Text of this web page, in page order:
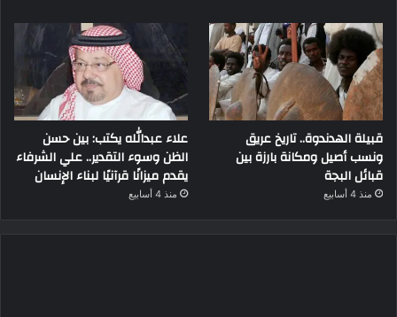
قبيلة الهدندوة.. تاريخ عريق
ونسب أصيل ومكانة بارزة بين
قبائل البجة
منذ 4 أسابيع
علاء عبدالله يكتب: بين حسن
الظن وسوء التقدير.. علي الشرفاء
يقدم ميزانًا قرآنيًا لبناء الإنسان
منذ 4 أسابيع